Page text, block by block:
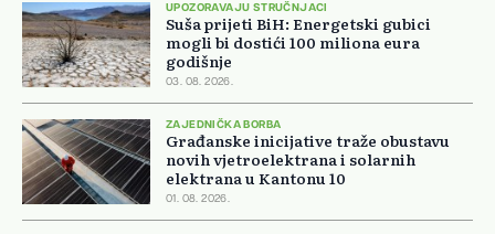
UPOZORAVAJU STRUČNJACI
Suša prijeti BiH: Energetski gubici
mogli bi dostići 100 miliona eura
godišnje
03. 08. 2026.
ZAJEDNIČKA BORBA
Građanske inicijative traže obustavu
novih vjetroelektrana i solarnih
elektrana u Kantonu 10
01. 08. 2026.